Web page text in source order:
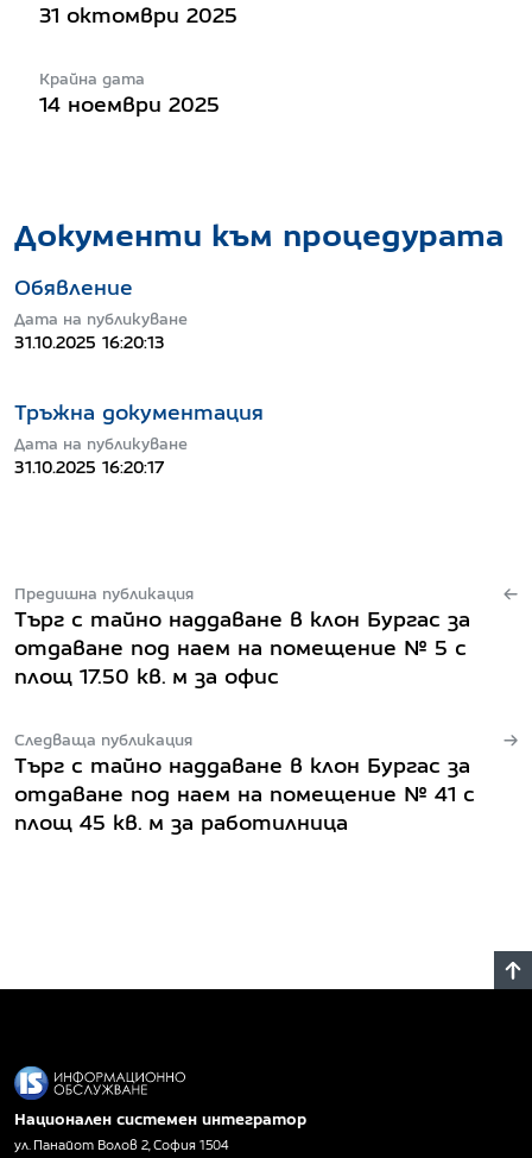
31 октомври 2025
Крайна дата
14 ноември 2025
Предишна публикация
Търг с тайно наддаване в клон Бургас за
отдаване под наем на помещение № 5 с
площ 17.50 кв. м за офис
Следваща публикация
Търг с тайно наддаване в клон Бургас за
отдаване под наем на помещение № 41 с
площ 45 кв. м за работилница
Документи към процедурата
Обявление
Дата на публикуване
31.10.2025 16:20:13
Тръжна документация
Дата на публикуване
31.10.2025 16:20:17
Национален системен интегратор
ул. Панайот Волов 2, София 1504